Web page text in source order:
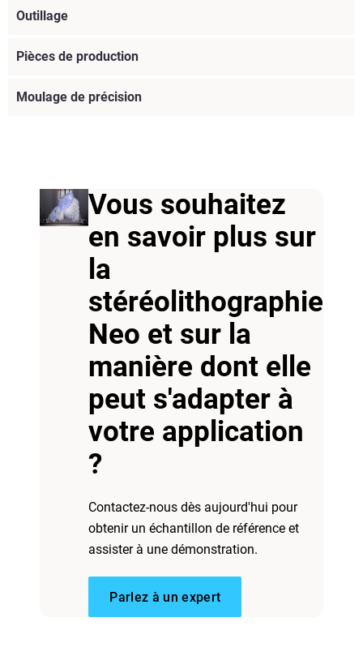
Outillage
Pièces de production
Pièces de production
Moulage de précision
Moulage de précision
Vous souhaitez
en savoir plus sur
la
stéréolithographie
Neo et sur la
manière dont elle
peut s'adapter à
votre application
?
Contactez-nous dès aujourd'hui pour
obtenir un échantillon de référence et
assister à une démonstration.
Parlez à un expert